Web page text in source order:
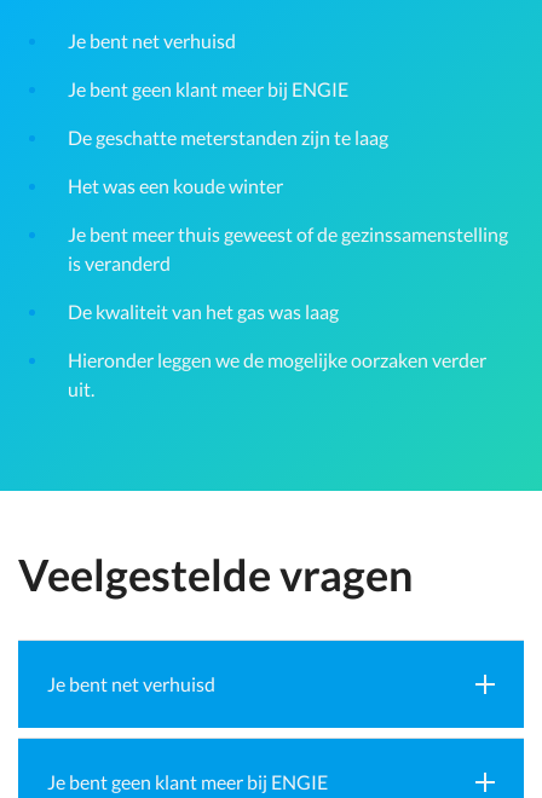
Je bent net verhuisd
Je bent geen klant meer bij ENGIE
De geschatte meterstanden zijn te laag
Het was een koude winter
Je bent meer thuis geweest of de gezinssamenstelling
is veranderd
De kwaliteit van het gas was laag
Hieronder leggen we de mogelijke oorzaken verder
uit.
Veelgestelde vragen
Je bent net verhuisd
Je bent geen klant meer bij ENGIE